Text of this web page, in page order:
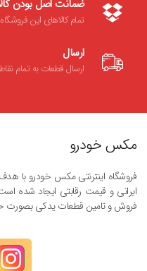
ضمانت اصل بودن
تمام کالاهای این
ارسال
ارسال قطعات به تمام
مکس خودرو
فروشگاه اینترنتی مکس خودرو با
فروش و تامین قطعات یدکی بصورت